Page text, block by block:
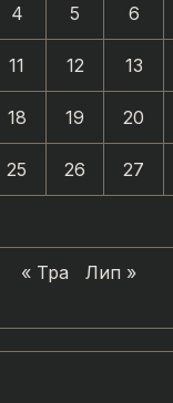
4 5 6
11 12 13
18 19 20
25 26 27
« Тра Лип »